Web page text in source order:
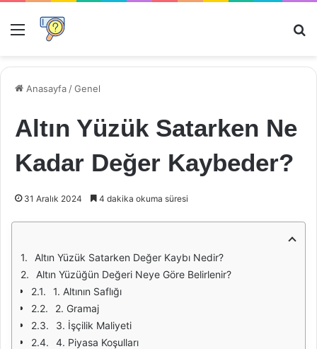
Menü
Anasayfa /Genel
Altın Yüzük Satarken Ne
Kadar Değer Kaybeder?
31 Aralık 2024 4 dakika okuma süresi
Altın Yüzük Satarken Değer Kaybı Nedir?
Altın Yüzüğün Değeri Neye Göre Belirlenir?
1. Altının Saflığı
2. Gramaj
3. İşçilik Maliyeti
4. Piyasa Koşulları